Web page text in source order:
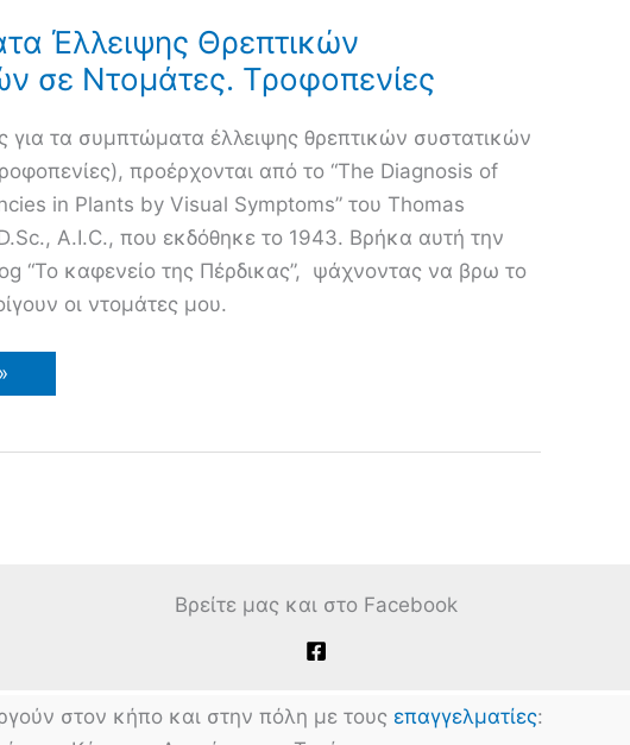
Έλλειψης Θρεπτικών
σε Ντομάτες. Τροφοπενίες
για τα συμπτώματα έλλειψης θρεπτικών συστατικών
προέρχονται από το “The Diagnosis of
in Plants by Visual Symptoms” του Thomas
A.I.C., που εκδόθηκε το 1943. Βρήκα αυτή την
“Το καφενείο της Πέρδικας”, ψάχνοντας να βρω το
οι ντομάτες μου.
Βρείτε μας και στο Facebook
στον κήπο και στην πόλη με τους επαγγελματίες: